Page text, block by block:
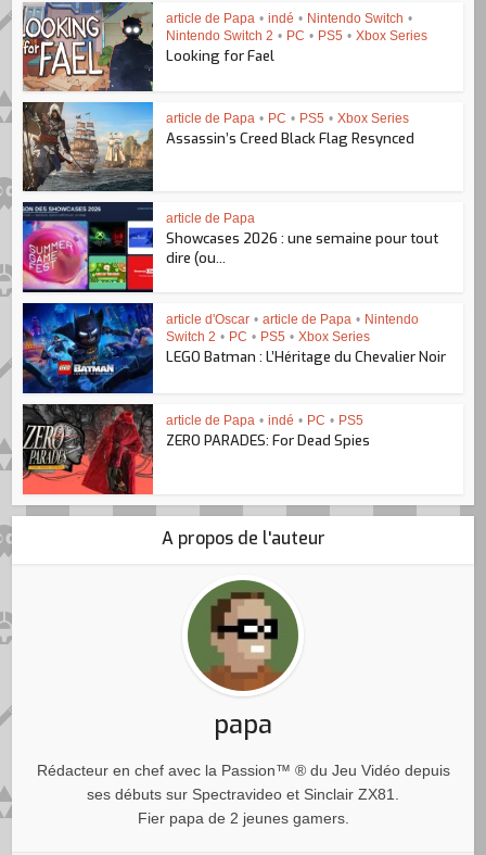
article de Papa • indé • Nintendo Switch •
Nintendo Switch 2 • PC • PS5 • Xbox Series
Looking for Fael
article de Papa • PC • PS5 • Xbox Series
Assassin’s Creed Black Flag Resynced
article de Papa
Showcases 2026 : une semaine pour tout
dire (ou...
article d'Oscar • article de Papa • Nintendo
Switch 2 • PC • PS5 • Xbox Series
LEGO Batman : L’Héritage du Chevalier Noir
article de Papa • indé • PC • PS5
ZERO PARADES: For Dead Spies
A propos de l'auteur
papa
Rédacteur en chef avec la Passion™ ® du Jeu Vidéo depuis
ses débuts sur Spectravideo et Sinclair ZX81.
Fier papa de 2 jeunes gamers.